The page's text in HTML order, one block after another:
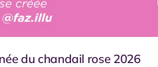
du chandail rose 2026